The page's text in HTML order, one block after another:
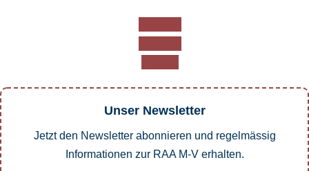
Unser Newsletter
Jetzt den Newsletter abonnieren und regelmässig
Informationen zur RAA M-V erhalten.